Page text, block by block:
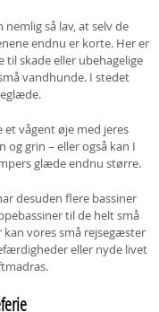
så lav, at selv de
endnu er korte. Her er
skade eller ubehagelige
vandhunde. I stedet
vågent øje med jeres
og grin – eller også kan I
glæde endnu større.
desuden flere bassiner
til de helt små
vores små rejsegæster
eller nyde livet